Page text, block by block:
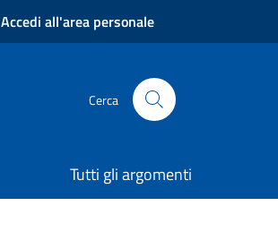
Accedi all'area personale
Cerca
Tutti gli argomenti